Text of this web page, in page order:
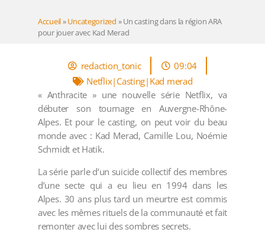
Accueil»Uncategorized »Un casting dans la région ARA
pour jouer avec Kad Merad
redaction_tonic
09:04
Netflix|Casting|Kad merad
« Anthracite » une nouvelle série Netflix, va
débuter son tournage en Auvergne-Rhône-
Alpes. Et pour le casting, on peut voir du beau
monde avec : Kad Merad, Camille Lou, Noémie
Schmidt et Hatik.
La série parle d’un suicide collectif des membres
d’une secte qui a eu lieu en 1994 dans les
Alpes. 30 ans plus tard un meurtre est commis
avec les mêmes rituels de la communauté et fait
remonter avec lui des sombres secrets.